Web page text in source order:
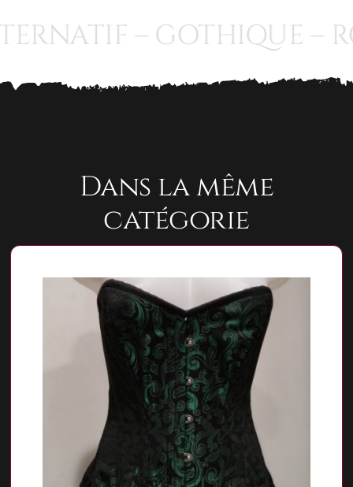
– GOTHIQUE –
Dans la même
catégorie